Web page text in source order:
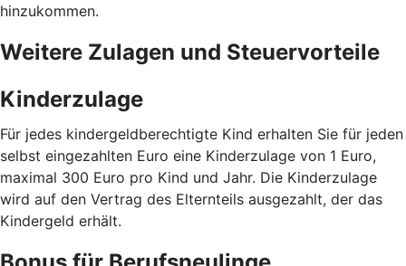
hinzukommen.
Weitere Zulagen und Steuervorteile
Kinderzulage
Für jedes kindergeldberechtigte Kind erhalten Sie für jeden
selbst eingezahlten Euro eine Kinderzulage von 1 Euro,
maximal 300 Euro pro Kind und Jahr. Die Kinderzulage
wird auf den Vertrag des Elternteils ausgezahlt, der das
Kindergeld erhält.